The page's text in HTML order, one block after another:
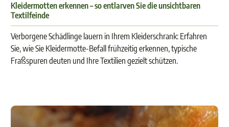
Kleidermotten erkennen – so entlarven Sie die unsichtbaren
Textilfeinde
Verborgene Schädlinge lauern in Ihrem Kleiderschrank: Erfahren
Sie, wie Sie Kleidermotte-Befall frühzeitig erkennen, typische
Fraßspuren deuten und Ihre Textilien gezielt schützen.